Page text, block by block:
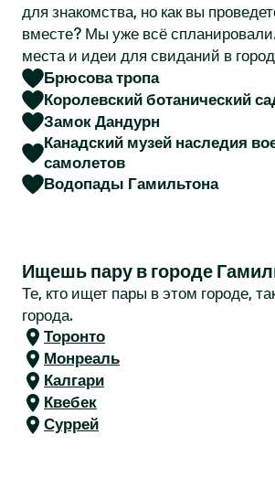
для знакомства, но как вы
вместе? Мы уже всё
места и идеи для свиданий в
Брюсова тропа
Королевский ботанический
Замок Дандурн
Канадский музей наследия
самолетов
Водопады Гамильтона
Ищешь пару в городе
Те, кто ищет пары в этом городе,
города.
Торонто
Монреаль
Калгари
Квебек
Суррей